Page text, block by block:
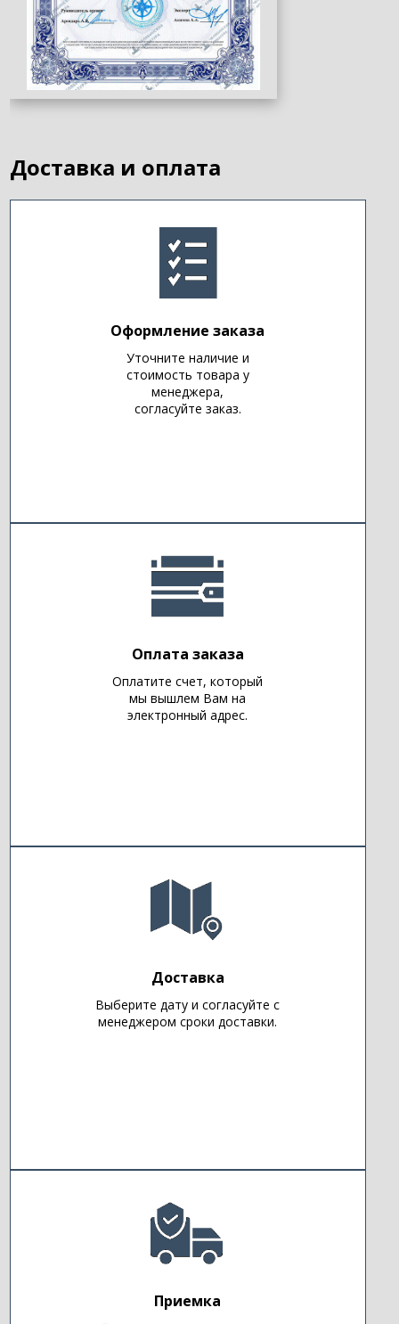
Доставка и оплата
Оформление заказа
Уточните наличие и
стоимость товара у
менеджера,
согласуйте заказ.
Оплата заказа
Оплатите счет, который
мы вышлем Вам на
электронный адрес.
Доставка
Выберите дату и согласуйте с
менеджером сроки доставки.
Приемка